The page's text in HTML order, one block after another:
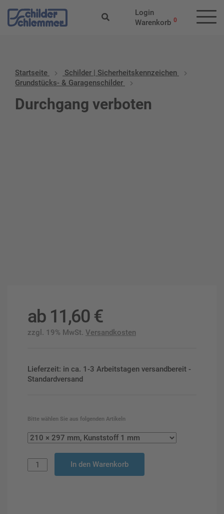
Login
Warenkorb 0
Startseite
Schilder | Sicherheitskennzeichen
Grundstücks- & Garagenschilder
Durchgang verboten
ab 11,60 €
zzgl. 19% MwSt. Versandkosten
Lieferzeit: in ca. 1-3 Arbeitstagen versandbereit -
Standardversand
Bitte wählen Sie aus folgenden Artikeln
In den Warenkorb